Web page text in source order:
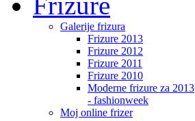
Galerije frizura
Frizure 2013
Frizure 2012
Frizure 2011
Frizure 2010
Moderne frizure za 2013
- fashionweek
Moj online frizer